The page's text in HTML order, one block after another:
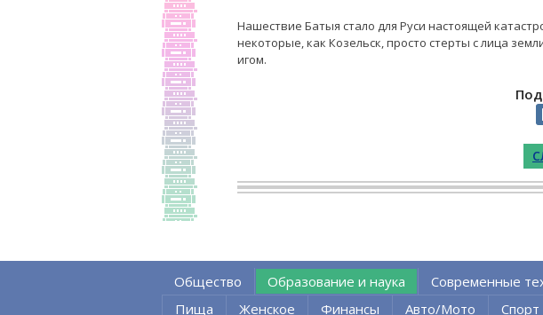
Нашествие Батыя стало для Руси настоящей
некоторые, как Козельск, просто стерты с лица
игом.
Общество Образование и наука Современные
Пища
Женское Финансы Авто/Мото Спорт